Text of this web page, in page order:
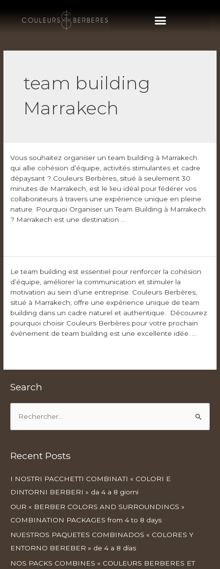
team building
Marrakech
Vous souhaitez organiser un team building à Marrakech
qui allie cohésion d’équipe, activités stimulantes et cadre
dépaysant ? Couleurs Berbères, situé à seulement 30
minutes de Marrakech, est le lieu idéal pour fédérer vos
collaborateurs à travers une expérience unique en pleine
nature. Pourquoi Organiser un Team Building à Marrakech
? Marrakech est une destination …
Le team building est essentiel pour renforcer la cohésion
d’équipe, améliorer la communication et stimuler la
motivation au sein d’une entreprise. Couleurs Berbères,
situé à Marrakech, offre une expérience unique de team
building dans un cadre naturel et authentique. Découvrez
pourquoi choisir Couleurs Berbères pour votre prochain
événement de team building est une excellente idée. …
Search
Recent Posts
I NOSTRI PACCHETTI COMBINATI « COLORI E
DINTORNI BERBERI » da 4 a 8 giorni
OUR « BERBER COLORS AND SURROUNDINGS »
COMBINATION PACKAGES from 4 to 8 days
NUESTROS PAQUETES COMBINADOS « COLORES Y
ENTORNO BEREBER » de 4 a 8 días
NOS PACKS COMBINES « COULEURS BERBERES ET